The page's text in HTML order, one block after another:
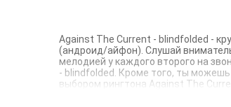
Against The Current - blindfolded -
(андроид/айфон). Слушай
мелодией у каждого второго на
- blindfolded. Кроме того, ты
выбором рингтона Against The
m4r композиции и звуки на звонок,